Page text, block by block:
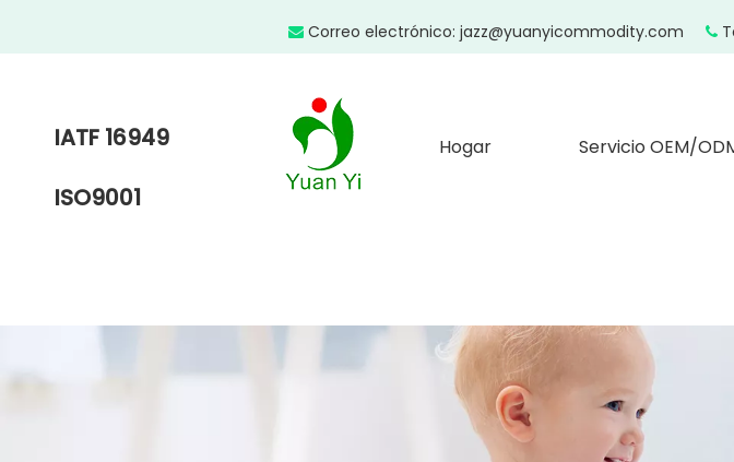
 Correo electrónico: jazz@yuanyicommodity.com 
IATF 16949
ISO9001
Hogar Servicio OEM/